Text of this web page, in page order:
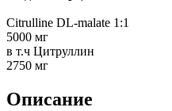
Citrulline DL-malate 1:1
5000 мг
в т.ч Цитруллин
2750 мг
Описание